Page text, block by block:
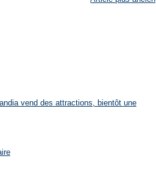
vend des attractions, bientôt une